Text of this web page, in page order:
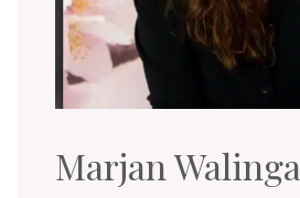
Marjan Walinga